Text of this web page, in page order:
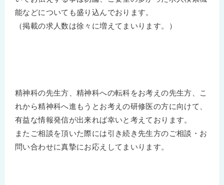
能などについても盛り込んでおります。
（掲載の求人数は徐々に増えてまいります。）
精神科の先生方、精神科への転科をお考えの先生方、こ
れから精神科へ進もうとお考えの研修医の方に向けて、
有益な情報発信が出来れば幸いと考えております。
またご相談を頂いた際には引き続き先生方のご相談・お
問い合わせに真摯にお応えしてまいります。